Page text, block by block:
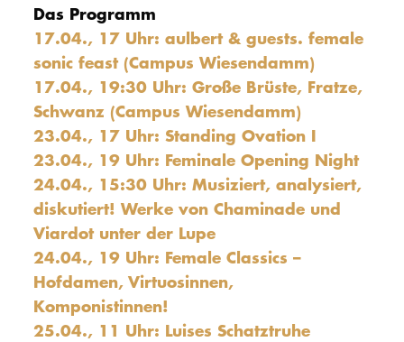
Das Programm
17.04., 17 Uhr: aulbert & guests. female
sonic feast (Campus Wiesendamm)
17.04., 19:30 Uhr: Große Brüste, Fratze,
Schwanz (Campus Wiesendamm)
23.04., 17 Uhr: Standing Ovation I
23.04., 19 Uhr: Feminale Opening Night
24.04., 15:30 Uhr: Musiziert, analysiert,
diskutiert! Werke von Chaminade und
Viardot unter der Lupe
24.04., 19 Uhr: Female Classics –
Hofdamen, Virtuosinnen,
Komponistinnen!
25.04., 11 Uhr: Luises Schatztruhe